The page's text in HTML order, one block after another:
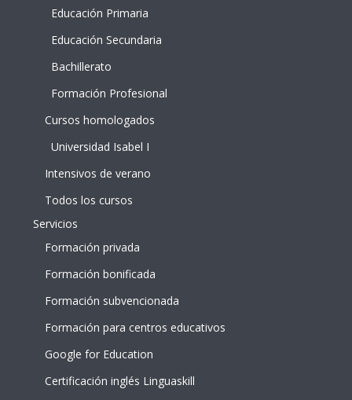
Educación Primaria
Educación Secundaria
Bachillerato
Formación Profesional
Cursos homologados
Universidad Isabel I
Intensivos de verano
Todos los cursos
Servicios
Formación privada
Formación bonificada
Formación subvencionada
Formación para centros educativos
Google for Education
Certificación inglés Linguaskill